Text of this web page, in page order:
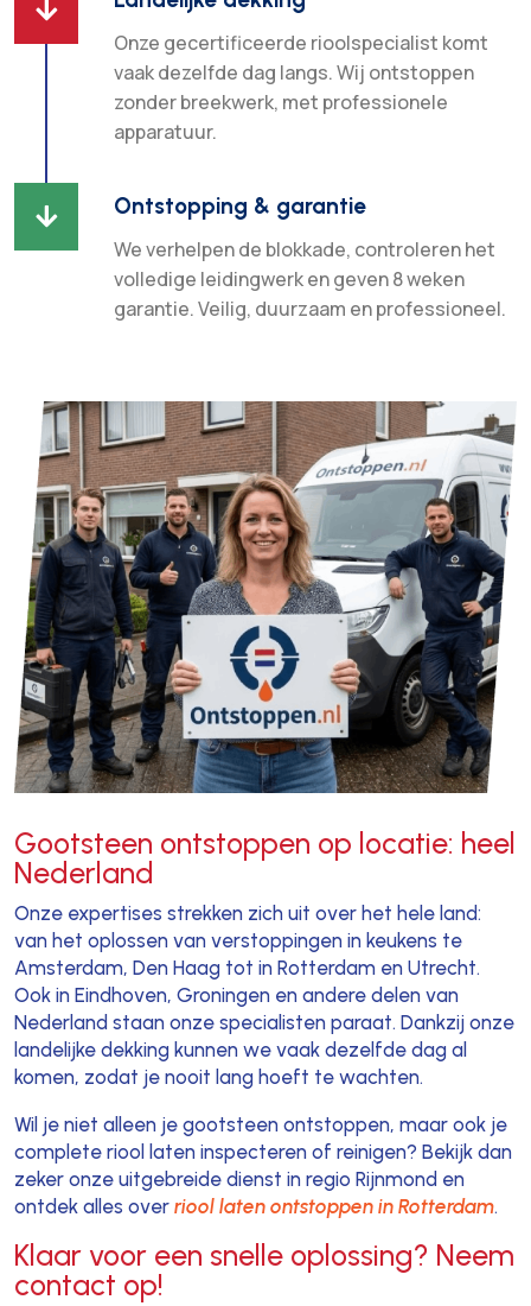

Onze gecertificeerde rioolspecialist komt
vaak dezelfde dag langs. Wij ontstoppen
zonder breekwerk, met professionele
apparatuur.
 Ontstopping & garantie
We verhelpen de blokkade, controleren het
volledige leidingwerk en geven 8 weken
garantie. Veilig, duurzaam en professioneel.
Gootsteen ontstoppen op locatie: heel
Nederland
Onze expertises strekken zich uit over het hele land:
van het oplossen van verstoppingen in keukens te
Amsterdam, Den Haag tot in Rotterdam en Utrecht.
Ook in Eindhoven, Groningen en andere delen van
Nederland staan onze specialisten paraat. Dankzij onze
landelijke dekking kunnen we vaak dezelfde dag al
komen, zodat je nooit lang hoeft te wachten.
Wil je niet alleen je gootsteen ontstoppen, maar ook je
complete riool laten inspecteren of reinigen? Bekijk dan
zeker onze uitgebreide dienst in regio Rijnmond en
ontdek alles over riool laten ontstoppen in Rotterdam.
Klaar voor een snelle oplossing? Neem
contact op!